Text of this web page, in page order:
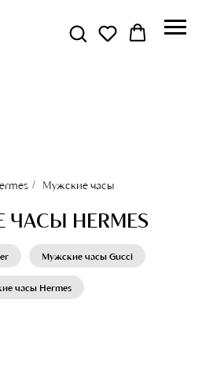
/ Мужские часы
HERMES
Мужские часы Gucci
часы Hermes